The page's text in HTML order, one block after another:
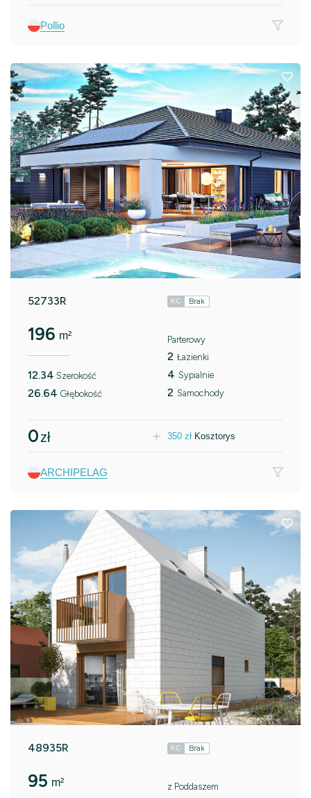
Pollio
52733R KC Brak
196 m²
12.34 Szerokość
26.64 Głębokość
Parterowy
2 Łazienki
4 Sypialnie
2 Samochody
0zł 350 zł Kosztorys
ARCHIPELAG
48935R KC Brak
95 m² z Poddaszem